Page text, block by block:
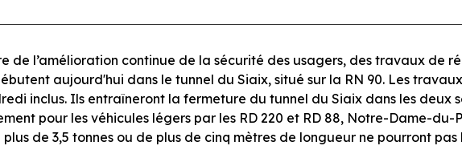
de l’amélioration continue de la sécurité des usagers, des travaux de
aujourd'hui dans le tunnel du Siaix, situé sur la RN 90. Les
inclus. Ils entraîneront la fermeture du tunnel du Siaix dans les deux
pour les véhicules légers par les RD 220 et RD 88, Notre-Dame-du-
de 3,5 tonnes ou de plus de cinq mètres de longueur ne pourront pas